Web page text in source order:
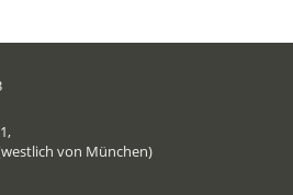
von München)